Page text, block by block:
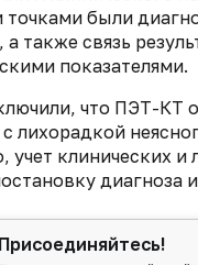
были
а также связь
показателями.
что ПЭТ-КТ
лихорадкой
учет клинических
диагноза
Присоединяйтесь!